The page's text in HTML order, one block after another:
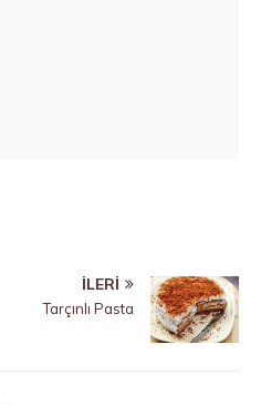
İLERI
Tarçınlı Pasta